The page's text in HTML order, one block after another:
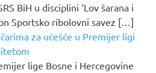
BiH u disciplini ‘Lov šarana i
Sportsko ribolovni savez […]
za učešće u Premijer ligi
lige Bosne i Hercegovine